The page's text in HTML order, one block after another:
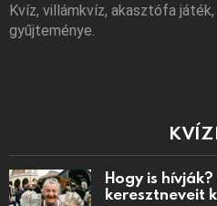
Kvíz, villámkvíz, akasztófa
gyűjteménye.
Hogy is
keresztneveit